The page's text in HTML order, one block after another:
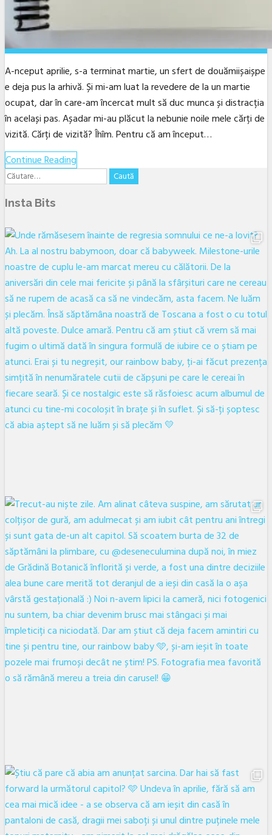
A-nceput aprilie, s-a terminat martie, un sfert de douămiișaișpe
e deja pus la arhivă. Și mi-am luat la revedere de la un martie
ocupat, dar în care-am încercat mult să duc munca și distracția
în același pas. Așadar mi-au plăcut la nebunie noile mele cărți de
vizită. Cărți de vizită? Îhîm. Pentru că am început…
Continue Reading
Caută
Insta Bits
Facebook
Twitter
Linkedin
YouTube
Instagram
Email